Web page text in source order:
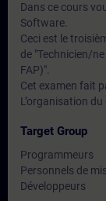
Dans ce cours
Software.
Ceci est le
de "Technicien/
FAP)".
Cet examen fait
L’organisation
Target Group
Programmeurs
Personnels de
Développeurs